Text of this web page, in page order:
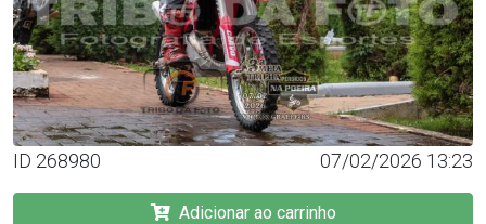
ID 268980 07/02/2026 13:23
Adicionar ao carrinho